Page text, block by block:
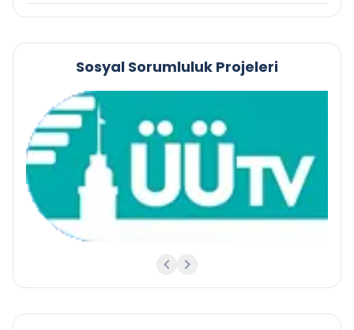
Sosyal Sorumluluk Projeleri